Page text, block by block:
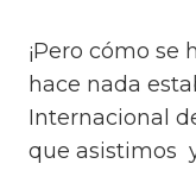
¡Pero cómo se
hace nada
Internacional
que asistimos